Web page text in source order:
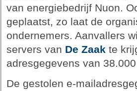
van energiebedrijf Nuon.
geplaatst, zo laat de
ondernemers. Aanvallers
servers van De Zaakte
adresgegevens van
De gestolen e-